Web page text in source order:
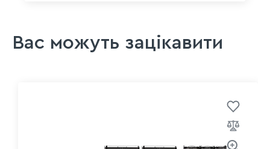
Вас можуть зацікавити